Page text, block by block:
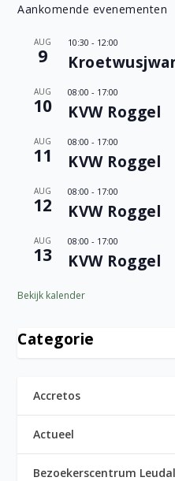
Aankomende evenementen
AUG
9
10:30 - 12:00
AUG
10
08:00 - 17:00
KVW Roggel
AUG
11
08:00 - 17:00
KVW Roggel
AUG
12
08:00 - 17:00
KVW Roggel
AUG
13
08:00 - 17:00
KVW Roggel
Bekijk kalender
Categorie
Accretos
Actueel
Bezoekerscentrum Leudal